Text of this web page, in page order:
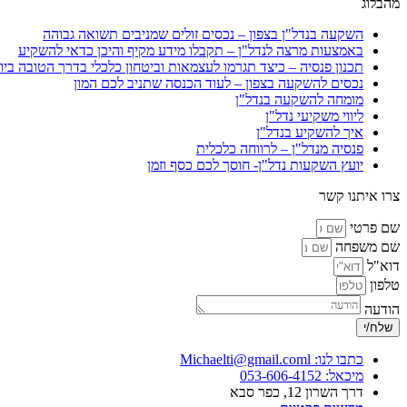
השקעה בנדל"ן בצפון – נכסים זולים שמניבים תשואה גבוהה
באמצעות מרצה לנדל"ן – תקבלו מידע מקיף והיכן כדאי להשקיע
תכנון פנסיה – כיצד תגרמו לעצמאות וביטחון כלכלי בדרך הטובה
נכסים להשקעה בצפון – לעוד הכנסה שתניב לכם המון
מומחה להשקעה בנדל"ן
ליווי משקיעי נדל"ן
איך להשקיע בנדל"ן
פנסיה מנדל"ן – לרווחה כלכלית
יועץ השקעות נדל"ן- חוסך לכם כסף וזמן
צרו איתנו קשר
שם פרטי
שם משפחה
דוא"ל
טלפון
הודעה
שלח/י
כתבו לנו: Michaelti@gmail.coml
מיכאל: 053-606-4152
דרך השרון 12, כפר סבא